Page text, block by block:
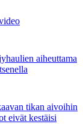
aiheuttama
tikan aivoihin
eivät kestäisi